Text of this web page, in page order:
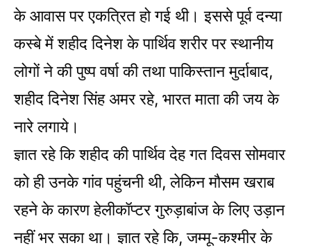
के आवास पर एकत्रित हो गई थी। इससे पूर्व दन्या
कस्बे में शहीद दिनेश के पार्थिव शरीर पर स्थानीय
लोगों ने की पुष्प वर्षा की तथा पाकिस्तान मुर्दाबाद,
शहीद दिनेश सिंह अमर रहे, भारत माता की जय के
नारे लगाये।
ज्ञात रहे कि शहीद की पार्थिव देह गत दिवस सोमवार
को ही उनके गांव पहुंचनी थी, लेकिन मौसम खराब
रहने के कारण हेलीकॉप्टर गुरुड़ाबांज के लिए उड़ान
नहीं भर सका था। ज्ञात रहे कि, जम्मू-कश्मीर के